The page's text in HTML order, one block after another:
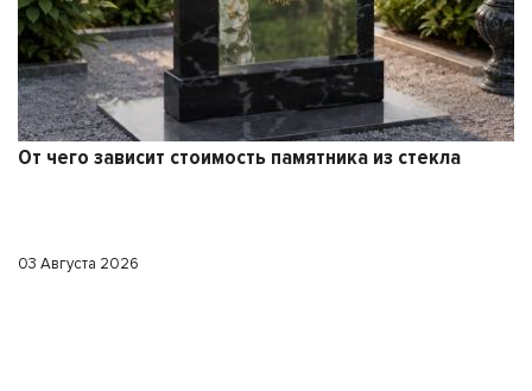
От чего зависит стоимость памятника из стекла
03 Августа 2026